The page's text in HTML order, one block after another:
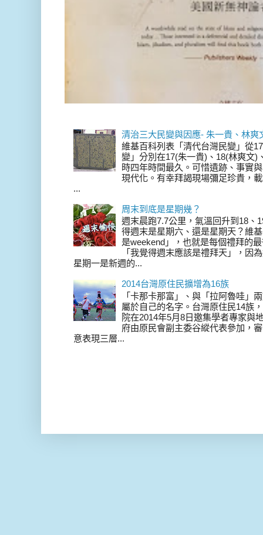
清治三大民變與因應- 朱一貴、林爽
維基百科列表「清代台灣民變」從
變」分別在17(朱一貴)、18(林爽文)
時四年時間最久。可惜遺跡、事實
現代化。有幸拜謁現場彌足珍貴，
...
周末到底是星期幾？
週末晨跑7.7公里，氣溫回升到18、
得週末是星期六、還是星期天？維
是weekend」，也就是每個禮拜的
「我覺得週末應該是禮拜天」，因
星期一是新週的...
2014台灣原住民擴增為16族
「卡那卡那富」、與「拉阿魯哇」
屬於自己的名字。台灣原住民14族
院在2014年5月8日邀集學者專家與
府由原民會副主委谷縱代表參加，
意表現三層...